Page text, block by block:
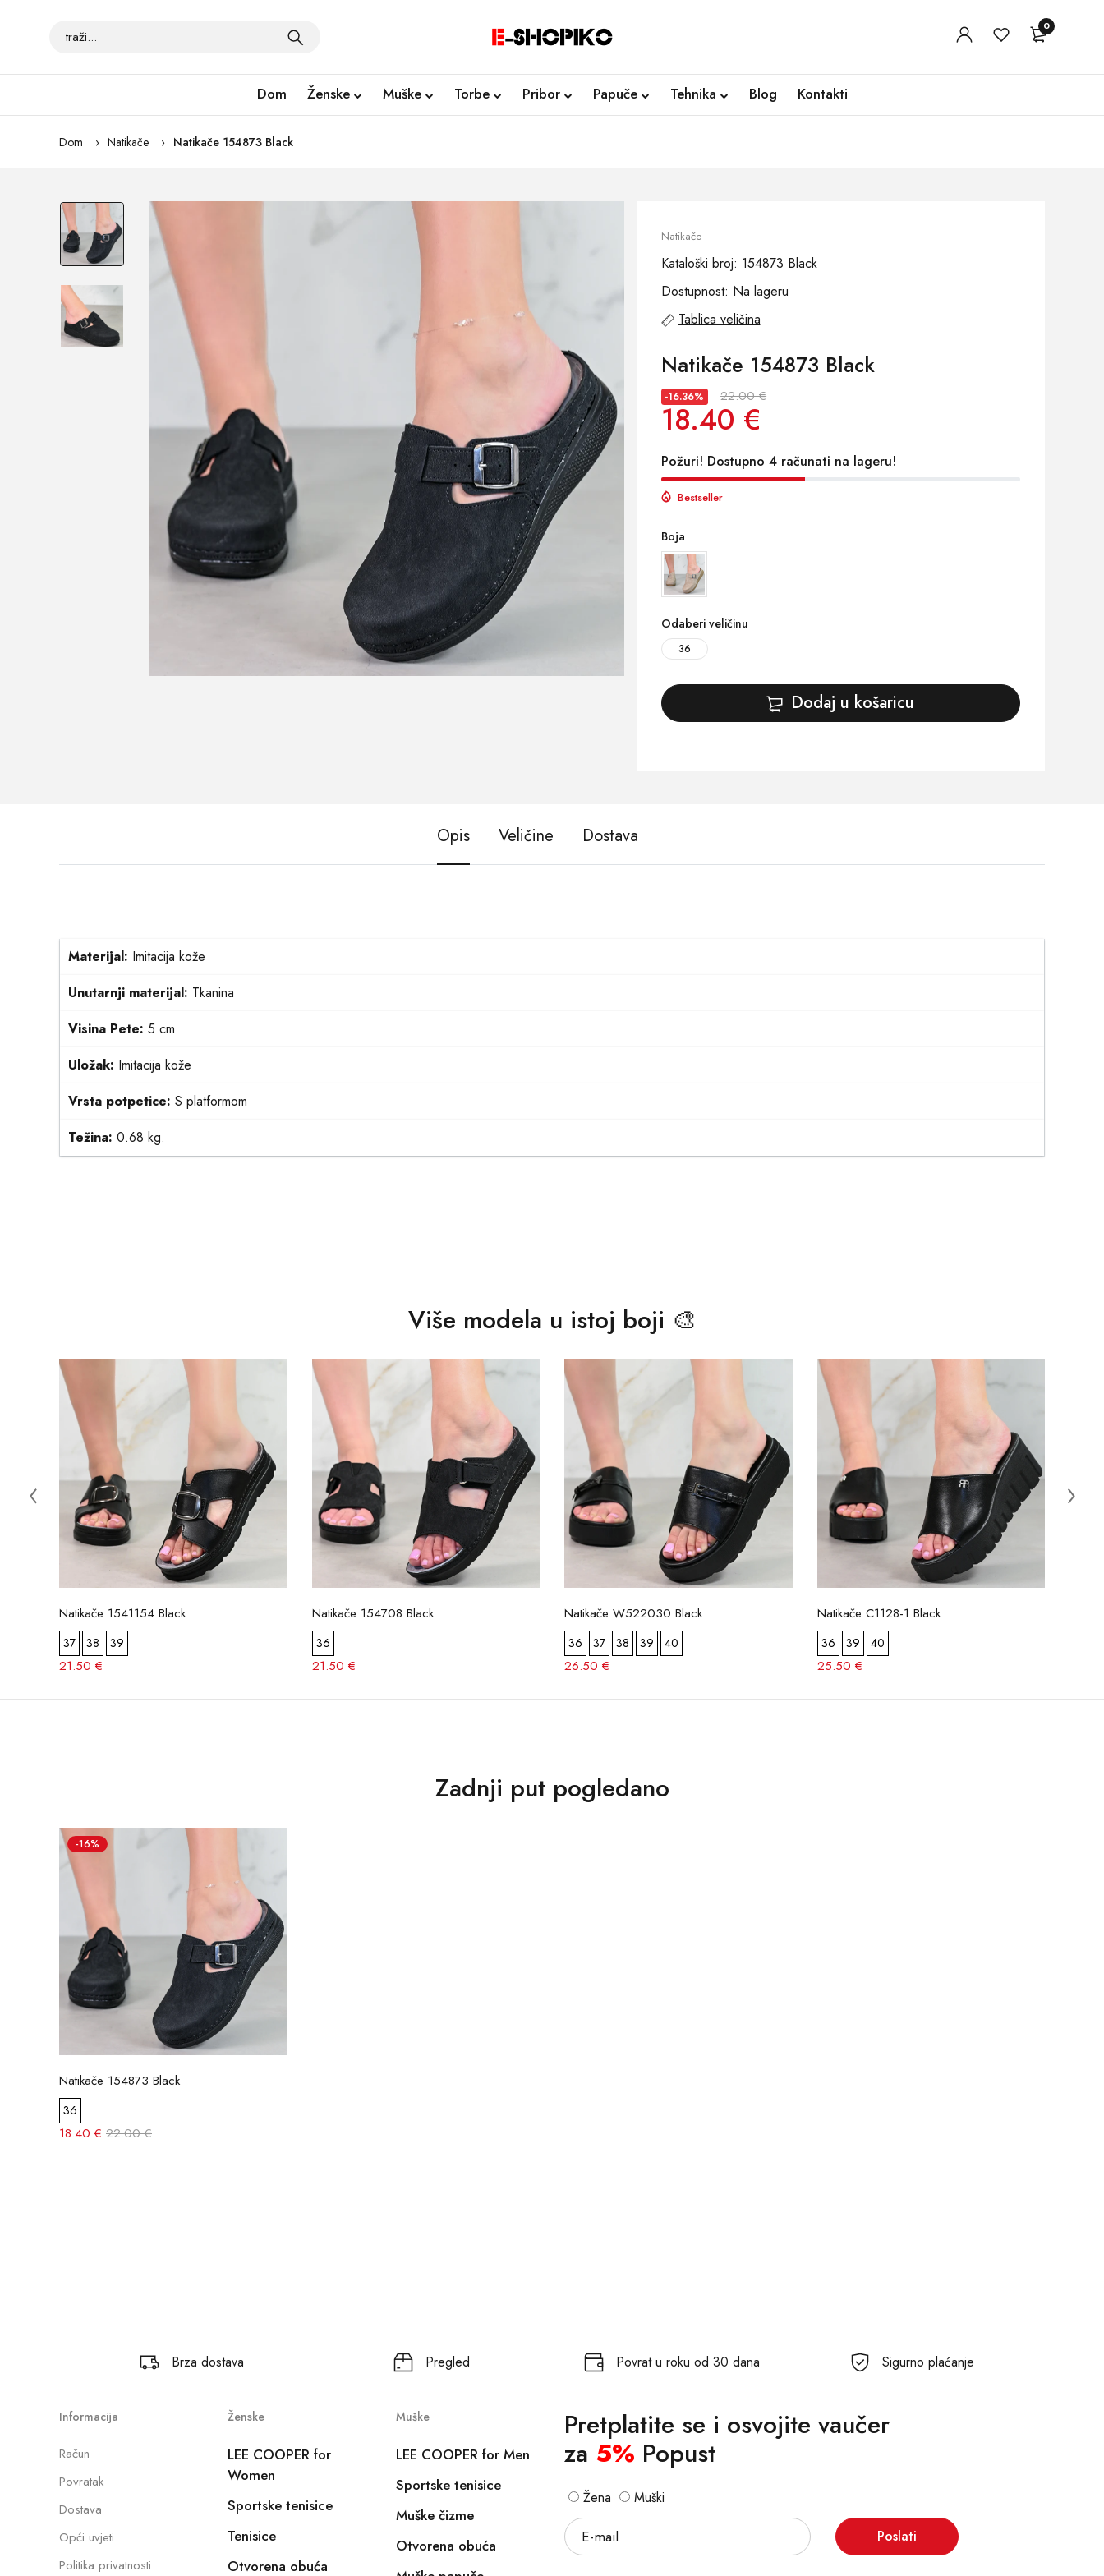
0
Dom Ženske Muške Torbe Pribor Papuče Tehnika Blog Kontakti
Dom Natikače Natikače 154873 Black
Natikače
Kataloški broj: 154873 Black
Dostupnost: Na lageru
Tablica veličina
Natikače 154873 Black
-16.36% 22.00 €
18.40 €
Požuri! Dostupno 4 računati na lageru!
Bestseller
Boja
Odaberi veličinu
36
Dodaj u košaricu
Opis Veličine Dostava
Materijal: Imitacija kože
Unutarnji materijal: Tkanina
Visina Pete: 5 cm
Uložak: Imitacija kože
Vrsta potpetice: S platformom
Težina: 0.68 kg.
Više modela u istoj boji 🎨
Natikače 1541154 Black
37 38 39
21.50 €
Natikače 154708 Black
36
21.50 €
Natikače W522030 Black
36 37 38 39 40
26.50 €
Natikače C1128-1 Black
36 39 40
25.50 €
Zadnji put pogledano
-16%
Natikače 154873 Black
36
18.40 € 22.00 €
Brza dostava Pregled Povrat u roku od 30 dana Sigurno plaćanje
Informacija
Račun
Povratak
Dostava
Opći uvjeti
Politika privatnosti
Ženske
LEE COOPER for
Women
Sportske tenisice
Tenisice
Otvorena obuća
Muške
LEE COOPER for Men
Sportske tenisice
Muške čizme
Otvorena obuća
Pretplatite se i osvojite vaučer
za 5% Popust
Žena Muški
Poslati